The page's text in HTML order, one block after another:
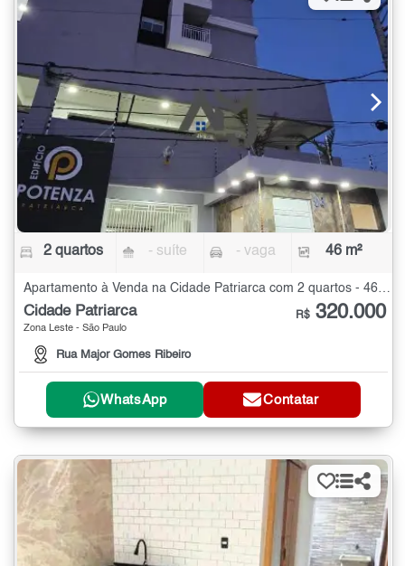
2 quartos - suíte - vaga 46 m²
Apartamento à Venda na Cidade Patriarca com 2 quartos - 46 m²
Cidade Patriarca
Zona Leste - São Paulo
Rua Major Gomes Ribeiro
R$ 320.000
WhatsApp Contatar